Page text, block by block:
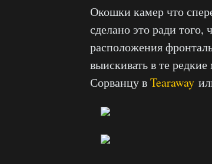
Окошки камер что
сделано это ради
расположения
выискивать в те
Сорванцу вTearaway